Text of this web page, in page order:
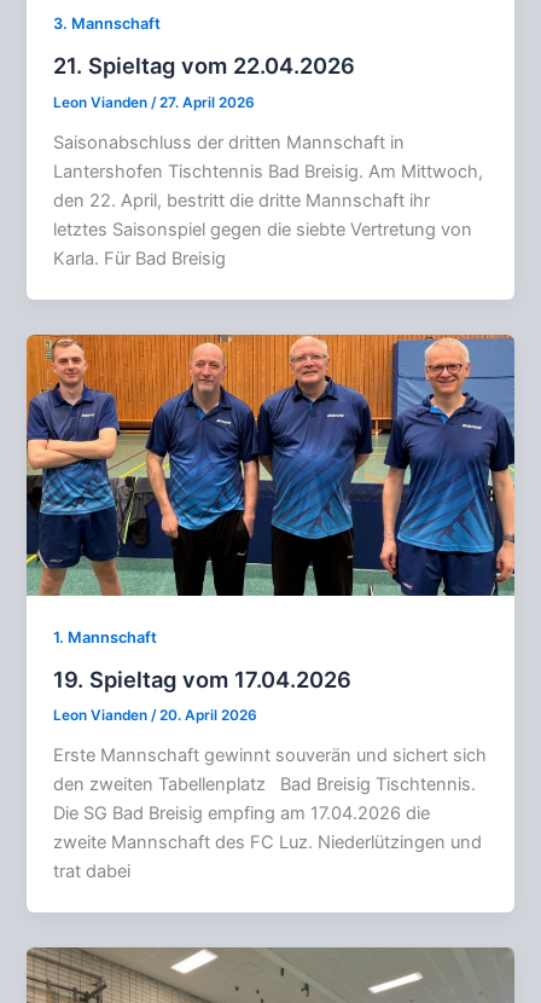
3. Mannschaft
21. Spieltag vom 22.04.2026
Leon Vianden/27. April 2026
Saisonabschluss der dritten Mannschaft in
Lantershofen Tischtennis Bad Breisig. Am Mittwoch,
den 22. April, bestritt die dritte Mannschaft ihr
letztes Saisonspiel gegen die siebte Vertretung von
Karla. Für Bad Breisig
1. Mannschaft
19. Spieltag vom 17.04.2026
Leon Vianden/20. April 2026
Erste Mannschaft gewinnt souverän und sichert sich
den zweiten Tabellenplatz Bad Breisig Tischtennis.
Die SG Bad Breisig empfing am 17.04.2026 die
zweite Mannschaft des FC Luz. Niederlützingen und
trat dabei